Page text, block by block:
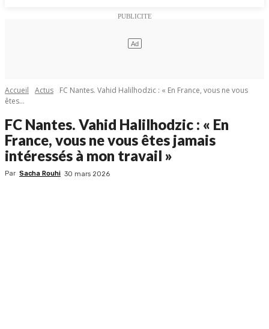
Accueil Actus
FC Nantes. Vahid Halilhodzic : « En France, vous ne vous
êtes...
FC Nantes. Vahid Halilhodzic : « En
France, vous ne vous êtes jamais
intéressés à mon travail »
Par Sacha Rouhi 30 mars 2026